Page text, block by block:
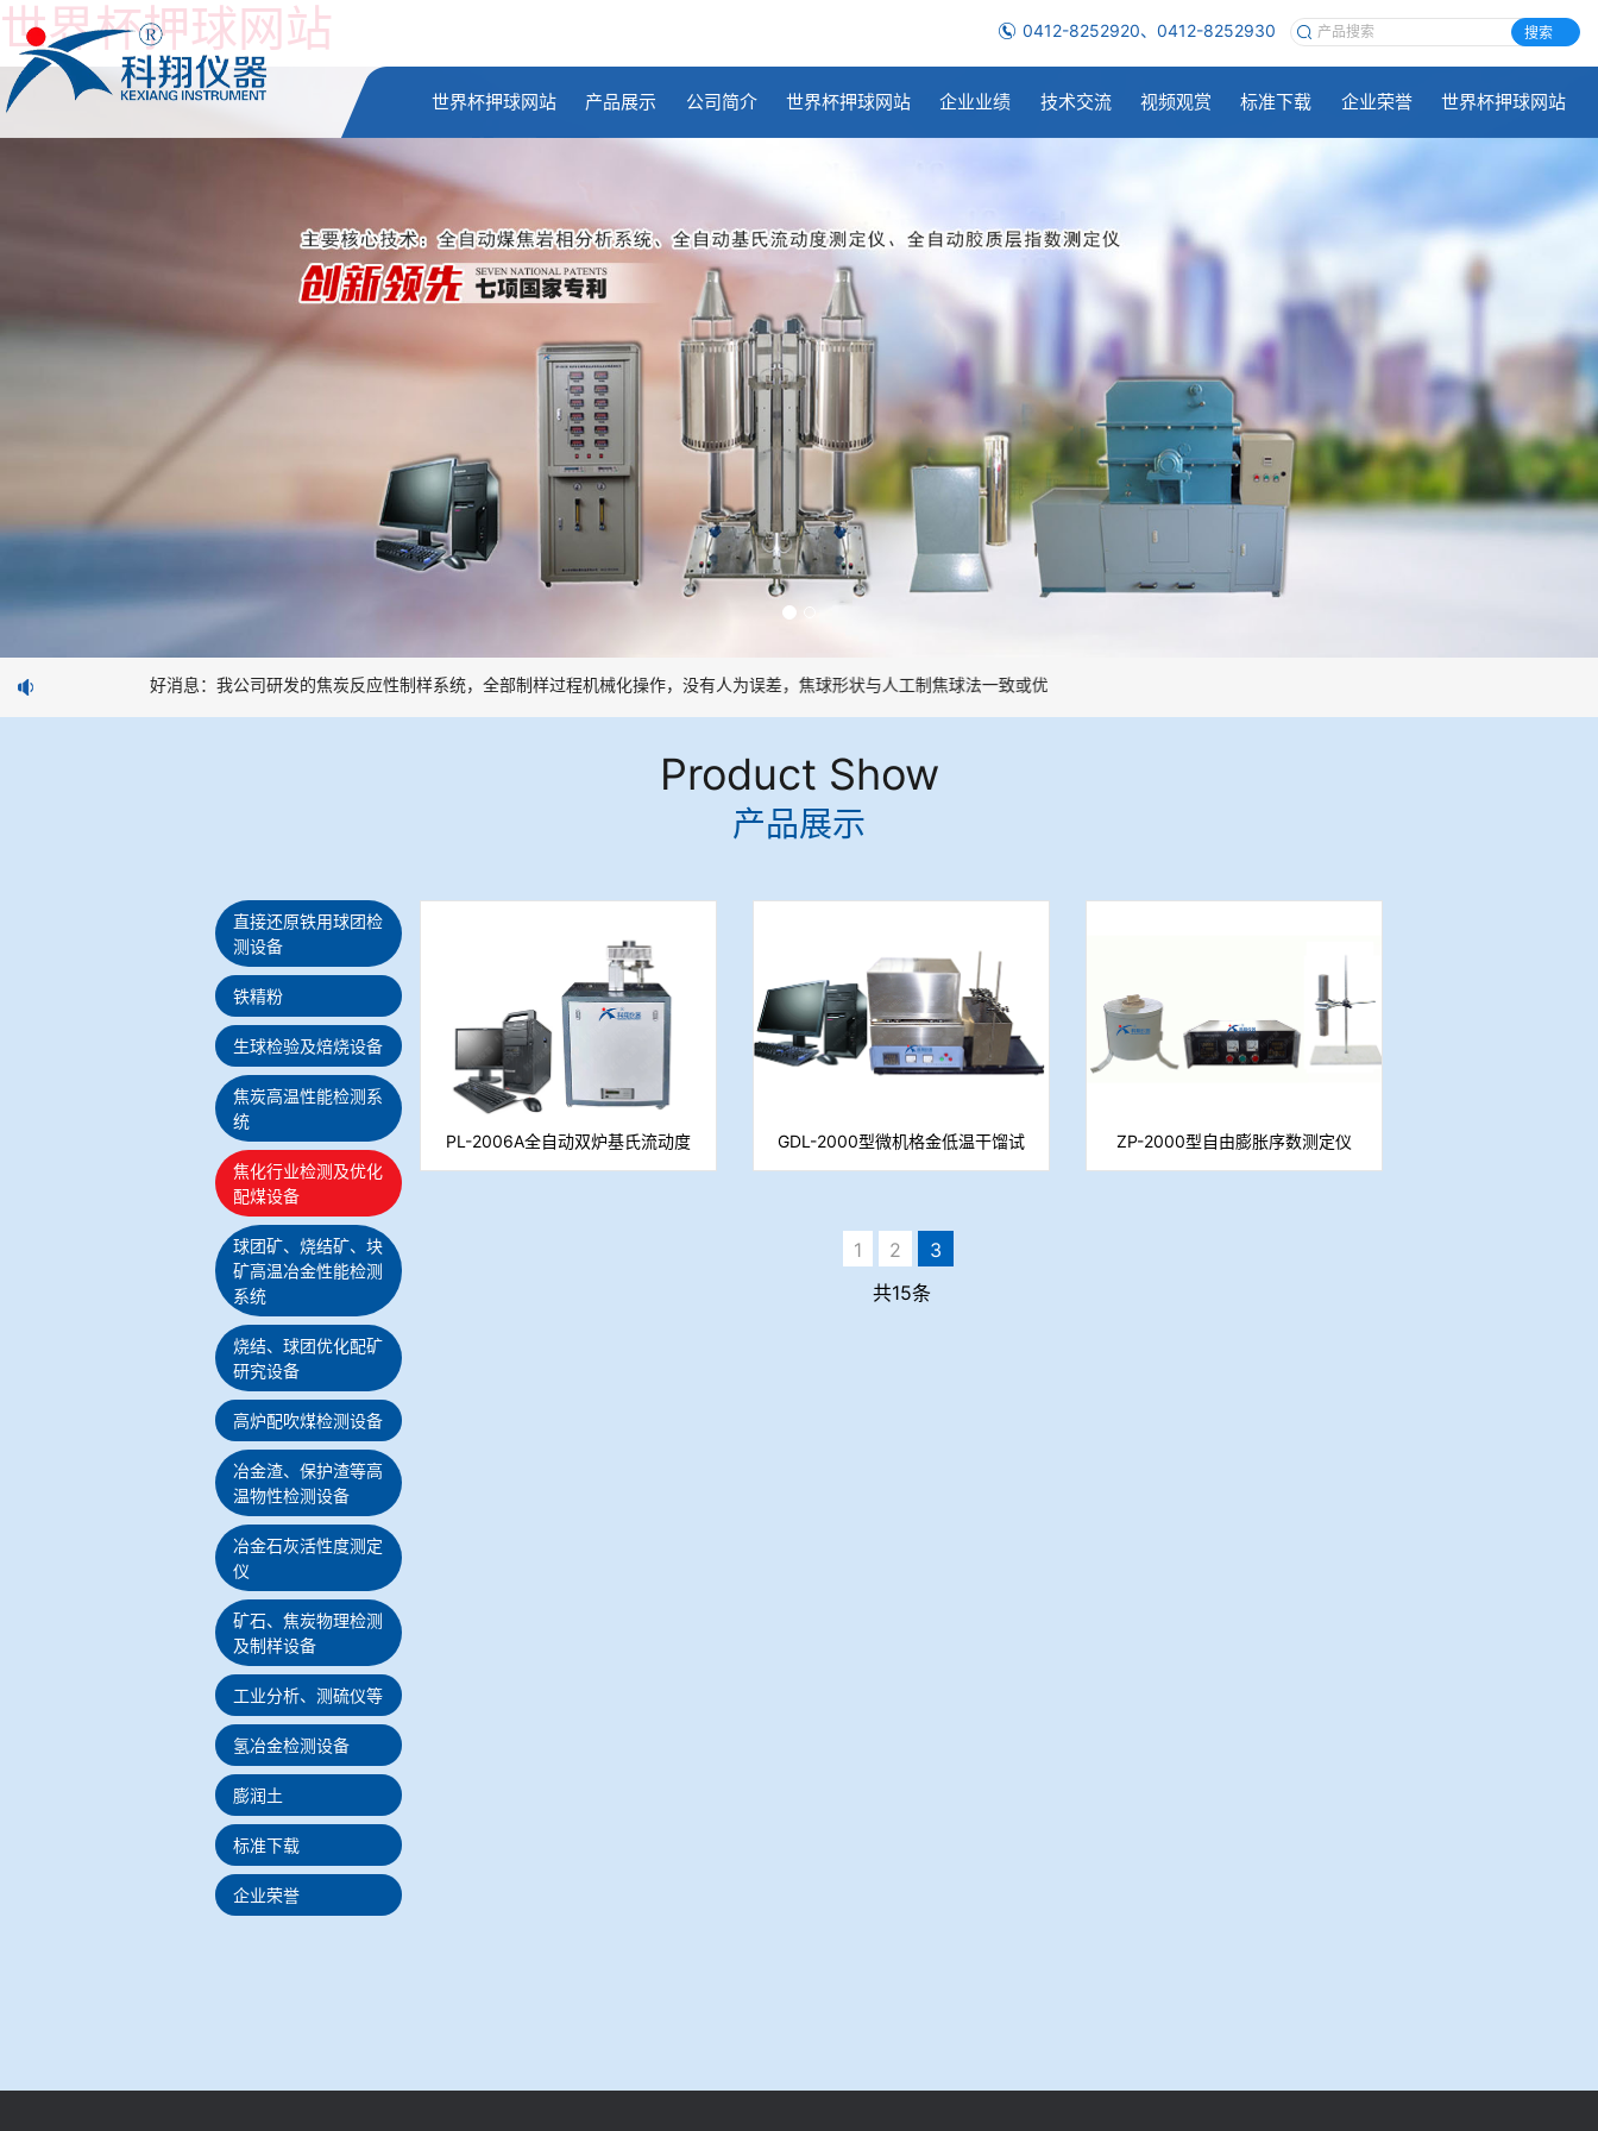
世界杯押球网站 0412-8252920、0412-8252930 搜索
世界杯押球网站 产品展示 公司简介 世界杯押球网站 企业业绩 技术交流 视频观赏 标准下载 企业荣誉 世界杯押球网站
好消息：我公司研发的焦炭反应性制样系统，全部制样过程机械化操作，没有人为误差，焦球形状与人工制焦球法一致或优于人工制焦球。
Product Show
产品展示
直接还原铁用球团检
测设备
铁精粉
生球检验及焙烧设备
焦炭高温性能检测系
统
焦化行业检测及优化
配煤设备
球团矿、烧结矿、块
矿高温冶金性能检测
系统
烧结、球团优化配矿
研究设备
高炉配吹煤检测设备
冶金渣、保护渣等高
温物性检测设备
冶金石灰活性度测定
仪
矿石、焦炭物理检测
及制样设备
工业分析、测硫仪等
氢冶金检测设备
膨润土
标准下载
企业荣誉
PL-2006A全自动双炉基氏流动度
测定仪
GDL-2000型微机格金低温干馏试
验仪
ZP-2000型自由膨胀序数测定仪
1 2
3
共15条